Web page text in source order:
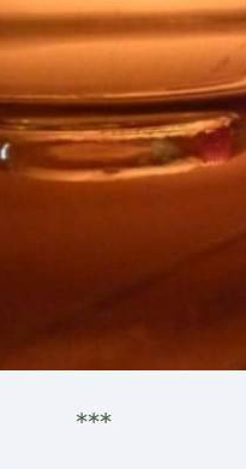
***